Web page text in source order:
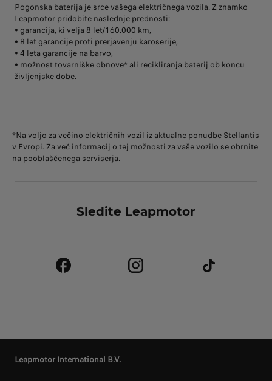
Pogonska baterija je srce vašega električnega vozila. Z znamko
Leapmotor pridobite naslednje prednosti:
• garancija, ki velja 8 let/160.000 km,
• 8 let garancije proti prerjavenju karoserije,
• 4 leta garancije na barvo,
• možnost tovarniške obnove* ali recikliranja baterij ob koncu
življenjske dobe.
*Na voljo za večino električnih vozil iz aktualne ponudbe Stellantis
v Evropi. Za več informacij o tej možnosti za vaše vozilo se obrnite
na pooblaščenega serviserja.
Sledite Leapmotor
Leapmotor International B.V.